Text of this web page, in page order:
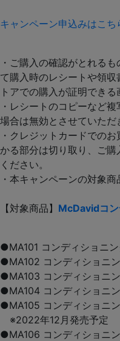
キャンペーン申込みはこ
・ご購入の確認がとれる
て購入時のレシートや領
トアでの購入が証明できる
・レシートのコピーなど
場合は無効とさせていただ
・クレジットカードでの
かる部分は切り取り、ご
ください。
・本キャンペーンの対象
【対象商品】 McDavidコ
●MA101 コンディショニ
●MA102 コンディショニ
●MA103 コンディショニ
●MA104 コンディショニ
●MA105 コンディショニ
※2022年12月発売予定
●MA106 コンディショニ